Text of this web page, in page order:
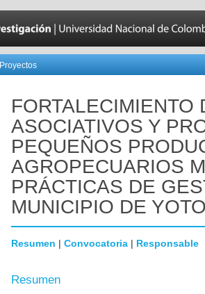
Proyectos
FORTALECIMIENTO
ASOCIATIVOS Y
PEQUEÑOS
AGROPECUARIOS
PRÁCTICAS DE
MUNICIPIO DE
Resumen | Convocatoria | Responsable
Resumen